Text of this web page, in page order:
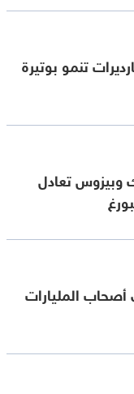
تنمو بوتيرة
وبيزوس تعادل
المليارات